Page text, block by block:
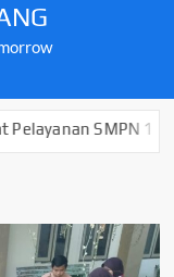
SMPN 1 Lumajang